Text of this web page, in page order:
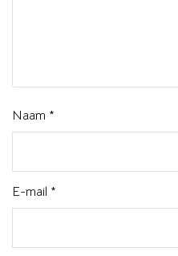
Naam *
E-mail *